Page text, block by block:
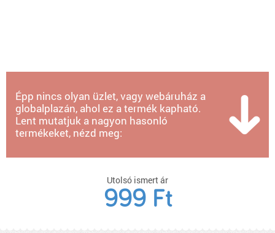
Épp nincs olyan üzlet, vagy webáruház a
globalplazán, ahol ez a termék kapható.
Lent mutatjuk a nagyon hasonló
termékeket, nézd meg:
Utolsó ismert ár
999 Ft